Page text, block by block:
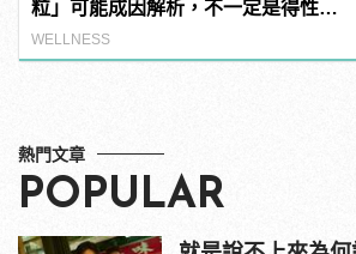
粒」可能成因解析，不一定是得性
病！
WELLNESS
熱門文章
POPULAR